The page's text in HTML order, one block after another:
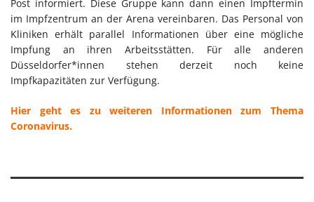
Post informiert. Diese Gruppe kann dann einen Impftermin
im Impfzentrum an der Arena vereinbaren. Das Personal von
Kliniken erhält parallel Informationen über eine mögliche
Impfung an ihren Arbeitsstätten. Für alle anderen
Düsseldorfer*innen stehen derzeit noch keine
Impfkapazitäten zur Verfügung.
Hier geht es zu weiteren Informationen zum Thema
Coronavirus.